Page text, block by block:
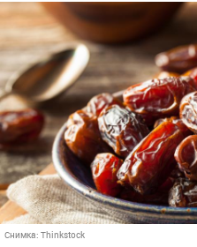
Снимка: Thinkstock